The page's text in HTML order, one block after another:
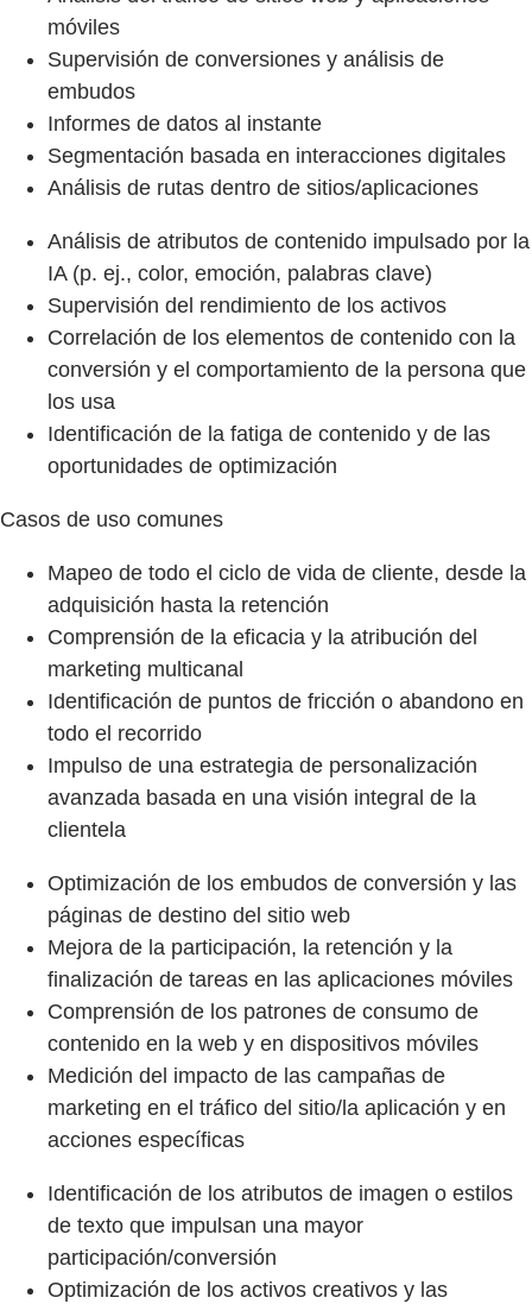
móviles
Supervisión de conversiones y análisis de
embudos
Informes de datos al instante
Segmentación basada en interacciones digitales
Análisis de rutas dentro de sitios/aplicaciones
Análisis de atributos de contenido impulsado por la
IA (p. ej., color, emoción, palabras clave)
Supervisión del rendimiento de los activos
Correlación de los elementos de contenido con la
conversión y el comportamiento de la persona que
los usa
Identificación de la fatiga de contenido y de las
oportunidades de optimización
Casos de uso comunes
Mapeo de todo el ciclo de vida de cliente, desde la
adquisición hasta la retención
Comprensión de la eficacia y la atribución del
marketing multicanal
Identificación de puntos de fricción o abandono en
todo el recorrido
Impulso de una estrategia de personalización
avanzada basada en una visión integral de la
clientela
Optimización de los embudos de conversión y las
páginas de destino del sitio web
Mejora de la participación, la retención y la
finalización de tareas en las aplicaciones móviles
Comprensión de los patrones de consumo de
contenido en la web y en dispositivos móviles
Medición del impacto de las campañas de
marketing en el tráfico del sitio/la aplicación y en
acciones específicas
Identificación de los atributos de imagen o estilos
de texto que impulsan una mayor
participación/conversión
Optimización de los activos creativos y las